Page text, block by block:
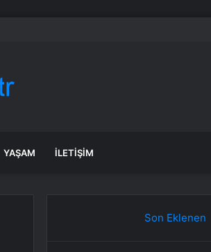
bir kez daha düşünün
YAŞAM İLETIŞIM
Son Eklenen